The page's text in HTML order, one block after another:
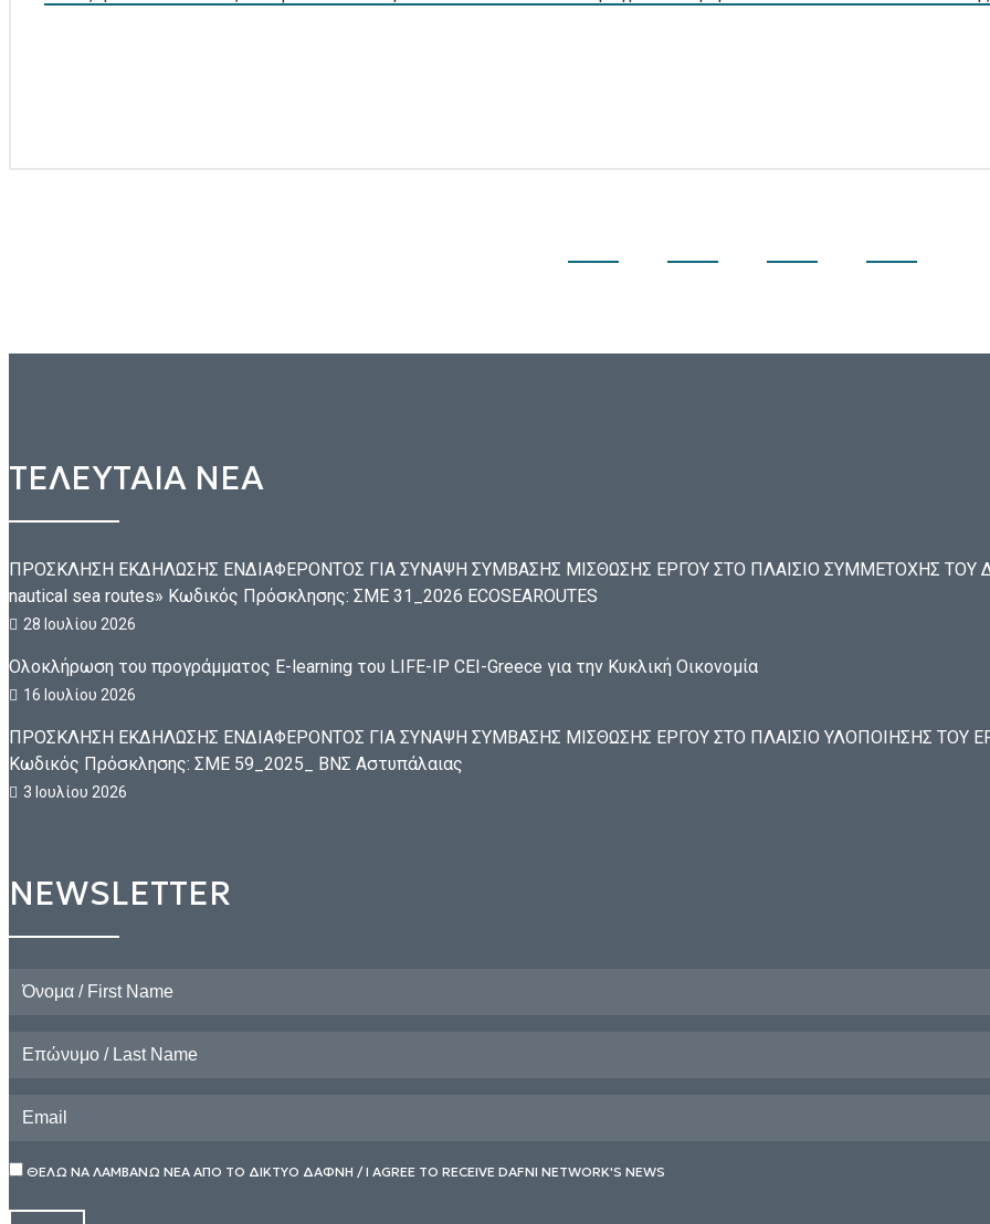
ΤΕΛΕΥΤΑΙΑ ΝΕΑ
ΠΡΟΣΚΛΗΣΗ ΕΚΔΗΛΩΣΗΣ ΕΝΔΙΑΦΕΡΟΝΤΟΣ ΓΙΑ ΣΥΝΑΨΗ ΣΥΜΒΑΣΗΣ ΜΙΣΘΩΣΗΣ ΕΡΓΟΥ ΣΤΟ ΠΛΑΙΣΙΟ ΣΥΜΜΕΤΟΧΗΣ ΤΟΥ
nautical sea routes» Κωδικός Πρόσκλησης: ΣΜΕ 31_2026 ECOSEAROUTES
28 Ιουλίου 2026
Ολοκλήρωση του προγράμματος E-learning του LIFE-IP CEI-Greece για την Κυκλική Οικονομία
16 Ιουλίου 2026
ΠΡΟΣΚΛΗΣΗ ΕΚΔΗΛΩΣΗΣ ΕΝΔΙΑΦΕΡΟΝΤΟΣ ΓΙΑ ΣΥΝΑΨΗ ΣΥΜΒΑΣΗΣ ΜΙΣΘΩΣΗΣ ΕΡΓΟΥ ΣΤΟ ΠΛΑΙΣΙΟ ΥΛΟΠΟΙΗΣΗΣ ΤΟΥ
Κωδικός Πρόσκλησης: ΣΜΕ 59_2025_ ΒΝΣ Αστυπάλαιας
3 Ιουλίου 2026
NEWSLETTER
ΘΕΛΩ ΝΑ ΛΑΜΒΑΝΩ ΝΕΑ ΑΠΟ ΤΟ ΔΙΚΤΥΟ ΔΑΦΝΗ / I AGREE TO RECEIVE DAFNI NETWORK'S NEWS